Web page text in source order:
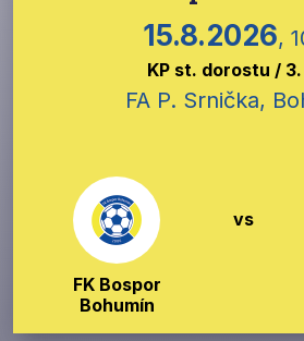
15.8.2026,
KP st. dorostu /
FA P. Srnička,
FK Bospor
Bohumín
vs